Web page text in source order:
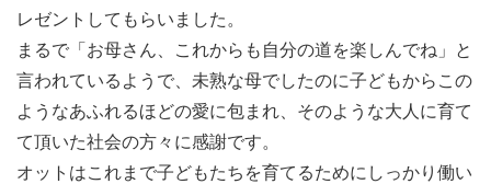
レゼントしてもらいました。
まるで「お母さん、これからも自分の道を楽しんでね」と
言われているようで、未熟な母でしたのに子どもからこの
ようなあふれるほどの愛に包まれ、そのような大人に育て
て頂いた社会の方々に感謝です。
オットはこれまで子どもたちを育てるためにしっかり働い